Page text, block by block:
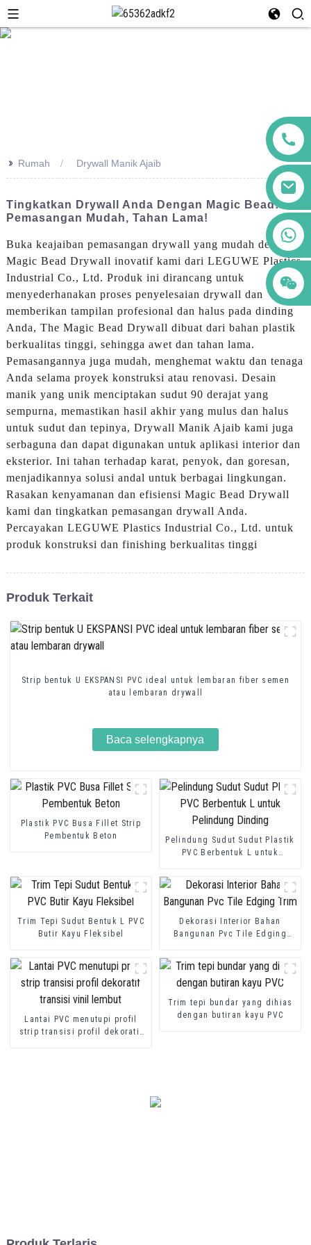
>> Rumah Drywall Manik Ajaib
Tingkatkan Drywall Anda Dengan Magic Bead:
Pemasangan Mudah, Tahan Lama!
Buka keajaiban pemasangan drywall yang mudah dengan
Magic Bead Drywall inovatif kami dari LEGUWE Plastics
Industrial Co., Ltd. Produk ini dirancang untuk
menyederhanakan proses penyelesaian drywall dan
memberikan tampilan profesional dan halus pada dinding
Anda, The Magic Bead Drywall dibuat dari bahan plastik
berkualitas tinggi, sehingga awet dan tahan lama.
Pemasangannya juga mudah, menghemat waktu dan tenaga
Anda selama proyek konstruksi atau renovasi. Desain
manik yang unik menciptakan sudut 90 derajat yang
sempurna, memastikan hasil akhir yang mulus dan halus
untuk sudut dan tepinya, Drywall Manik Ajaib kami juga
serbaguna dan dapat digunakan untuk aplikasi interior dan
eksterior. Ini tahan terhadap karat, penyok, dan goresan,
menjadikannya solusi andal untuk berbagai lingkungan.
Rasakan kenyamanan dan efisiensi Magic Bead Drywall
kami dan tingkatkan pemasangan drywall Anda.
Percayakan LEGUWE Plastics Industrial Co., Ltd. untuk
produk konstruksi dan finishing berkualitas tinggi
Produk Terkait
Strip bentuk U EKSPANSI PVC ideal untuk lembaran fiber semen
atau lembaran drywall
Baca selengkapnya
Plastik PVC Busa Fillet Strip
Pembentuk Beton
Pelindung Sudut Sudut Plastik
PVC Berbentuk L untuk
Trim Tepi Sudut Bentuk L PVC
Butir Kayu Fleksibel
Dekorasi Interior Bahan
Bangunan Pvc Tile Edging
Lantai PVC menutupi profil
strip transisi profil dekoratif
Trim tepi bundar yang dihias
dengan butiran kayu PVC